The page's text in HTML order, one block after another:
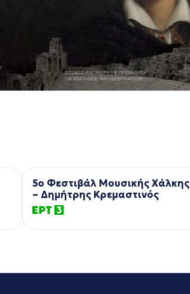
5ο Φεστιβάλ Μουσικής Χάλκης
– Δημήτρης Κρεμαστινός